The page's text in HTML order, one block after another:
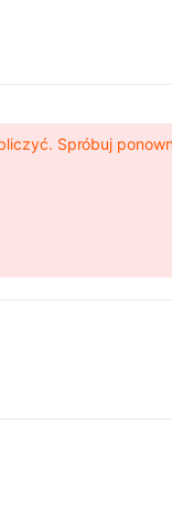
Spróbuj